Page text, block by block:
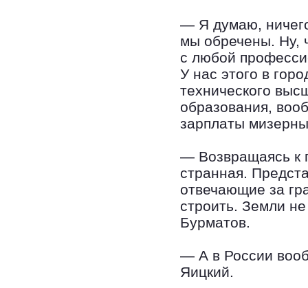
— Я думаю,
мы обречены. Ну,
с любой
У нас этого в
технического
образования,
зарплаты
— Возвращаясь к
странная.
отвечающие за
строить. Земли
Бурматов.
— А в России
Яицкий.